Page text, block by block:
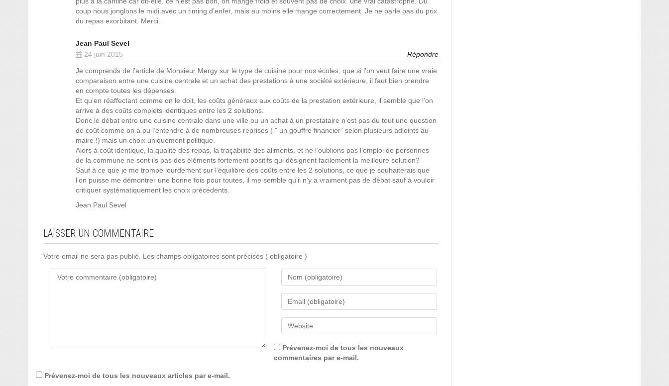
coup nous jonglons le midi avec un timing d’enfer, mais au moins elle mange correctement. Je ne parle pas du prix
du repas exorbitant. Merci.
Jean Paul Sevel
24 juin 2015
Répondre
Je comprends de l’article de Monsieur Mergy sur le type de cuisine pour nos écoles, que si l’on veut faire une vraie
comparaison entre une cuisine centrale et un achat des prestations à une société extérieure, il faut bien prendre
en compte toutes les dépenses.
Et qu’en réaffectant comme on le doit, les coûts généraux aux coûts de la prestation extérieure, il semble que l’on
arrive à des coûts complets identiques entre les 2 solutions.
Donc le débat entre une cuisine centrale dans une ville ou un achat à un prestataire n’est pas du tout une question
de coût comme on a pu l’entendre à de nombreuses reprises ( ” un gouffre financier” selon plusieurs adjoints au
maire !) mais un choix uniquement politique.
Alors à coût identique, la qualité des repas, la traçabilité des aliments, et ne l’oublions pas l’emploi de personnes
de la commune ne sont ils pas des éléments fortement positifs qui désignent facilement la meilleure solution?
Sauf à ce que je me trompe lourdement sur l’équilibre des coûts entre les 2 solutions, ce que je souhaiterais que
l’on puisse me démontrer une bonne fois pour toutes, il me semble qu’il n’y a vraiment pas de débat sauf à vouloir
critiquer systématiquement les choix précédents.
Jean Paul Sevel
LAISSER UN COMMENTAIRE
Votre email ne sera pas publié. Les champs obligatoires sont précisés ( obligatoire )
Prévenez-moi de tous les nouveaux
commentaires par e-mail.
Prévenez-moi de tous les nouveaux articles par e-mail.